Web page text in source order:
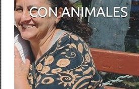
T
R
A
T
Ó
S
F
E
R
A